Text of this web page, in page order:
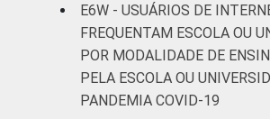
CLASSE
SOCIAL
AB
C
DE
E6W - USUÁRIOS DE
FREQUENTAM ESCOLA OU
POR MODALIDADE DE
PELA ESCOLA OU
PANDEMIA COVID-19